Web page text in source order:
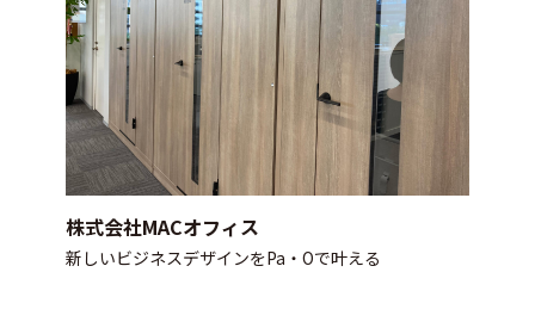
株式会社MACオフィス
新しいビジネスデザインをPa・Oで叶える